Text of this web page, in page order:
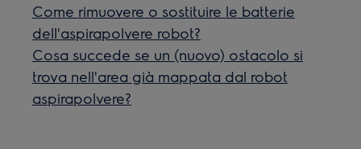
Come rimuovere o sostituire le batterie
dell'aspirapolvere robot?
Cosa succede se un (nuovo) ostacolo si
trova nell'area già mappata dal robot
aspirapolvere?